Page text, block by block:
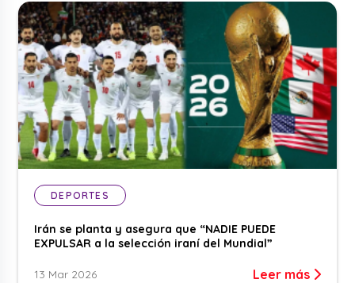
DEPORTES
Irán se planta y asegura que “NADIE PUEDE
EXPULSAR a la selección iraní del Mundial”
13 Mar 2026 Leer más